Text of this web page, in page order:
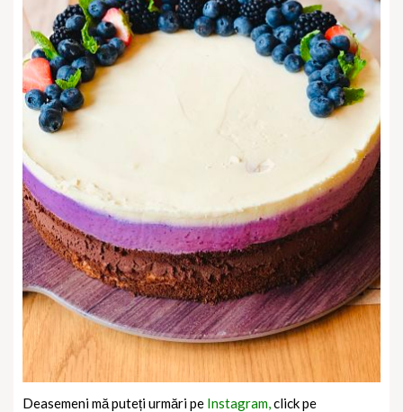
Deasemeni mă puteți urmări pe Instagram,click pe